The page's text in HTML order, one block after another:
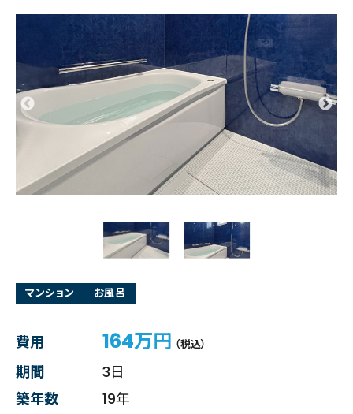
マンション お風呂
費用 164万円 （税込）
期間
3日
築年数
19年